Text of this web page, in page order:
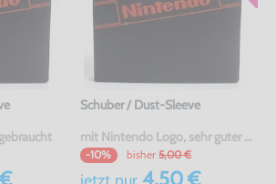
Schuber / Dust-Sleeve
mit Nintendo Logo, sehr guter Zustand, gebraucht
-10% bisher 5,00 €
jetzt nur4,50 €